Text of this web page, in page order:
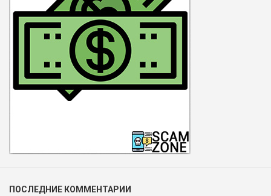
ПОСЛЕДНИЕ КОММЕНТАРИИ